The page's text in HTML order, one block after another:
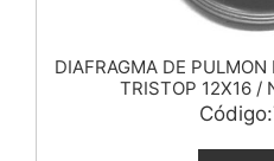
DIAFRAGMA DE PULMON
TRISTOP 12X16 /